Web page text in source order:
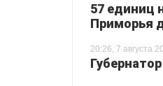
57 единиц
Приморья
20:26, 7 августа